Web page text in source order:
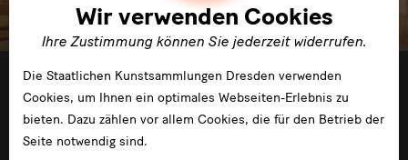
12.11.2014 —10.04.2015
Wir verwenden Cookies
Ihre Zustimmung können Sie jederzeit widerrufen.
Die Staatlichen Kunstsammlungen Dresden verwenden
Cookies, um Ihnen ein optimales Webseiten-Erlebnis zu
bieten. Dazu zählen vor allem Cookies, die für den Betrieb der
Seite notwendig sind.